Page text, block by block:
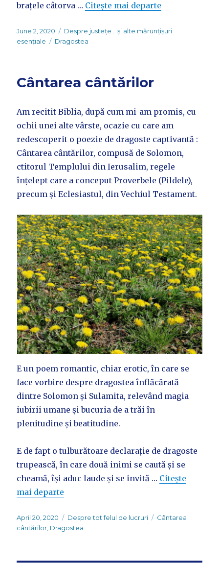
brațele câtorva … Citește mai departe
Posted
on
June 2, 2020 Categories
Despre justețe... și alte mărunțișuri
esențiale
Tags
Dragostea
Cântarea cântărilor
Am recitit Biblia, după cum mi-am promis, cu
ochii unei alte vârste, ocazie cu care am
redescoperit o poezie de dragoste captivantă :
Cântarea cântărilor, compusă de Solomon,
ctitorul Templului din Ierusalim, regele
înțelept care a conceput Proverbele (Pildele),
precum și Eclesiastul, din Vechiul Testament.
E un poem romantic, chiar erotic, în care se
face vorbire despre dragostea înflăcărată
dintre Solomon și Sulamita, relevând magia
iubirii umane și bucuria de a trăi în
plenitudine și beatitudine.
E de fapt o tulburătoare declarație de dragoste
trupească, în care două inimi se caută și se
cheamă, își aduc laude și se invită … Citește
mai departe
Posted
on
April 20, 2020 Categories
Despre tot felul de lucruri Tags
Cântarea
cântărilor Dragostea